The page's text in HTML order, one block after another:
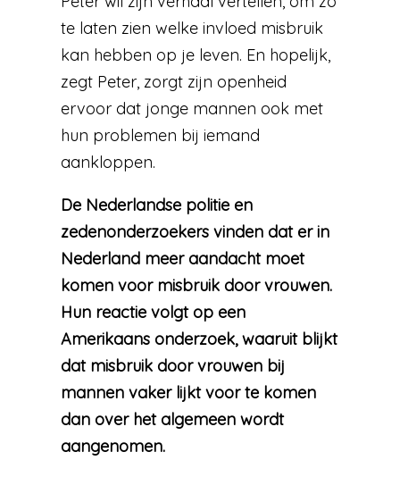
te laten zien welke invloed misbruik
kan hebben op je leven. En hopelijk,
zegt Peter, zorgt zijn openheid
ervoor dat jonge mannen ook met
hun problemen bij iemand
aankloppen.
De Nederlandse politie en
zedenonderzoekers vinden dat er in
Nederland meer aandacht moet
komen voor misbruik door vrouwen.
Hun reactie volgt op een
Amerikaans onderzoek, waaruit blijkt
dat misbruik door vrouwen bij
mannen vaker lijkt voor te komen
dan over het algemeen wordt
aangenomen.